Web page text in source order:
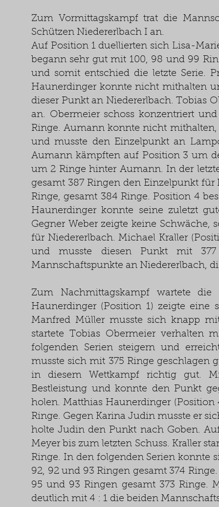
Zum Vormittagskampf trat die
Schützen Niedererlbach I an.
Auf Position 1 duellierten sich Lisa-
begann sehr gut mit 100, 98 und 99
und somit entschied die letzte Serie.
Haunerdinger konnte nicht mithalten
dieser Punkt an Niedererlbach. Tobias
an. Obermeier schoss konzentriert
Ringe. Aumann konnte nicht
und musste den Einzelpunkt an
Aumann kämpften auf Position 3 um
um 2 Ringe hinter Aumann. In der
gesamt 387 Ringen den Einzelpunkt
Ringe, gesamt 384 Ringe. Position 4
Haunerdinger konnte seine zuletzt
Gegner Weber zeigte keine
für Niedererlbach. Michael Kraller
und musste diesen Punkt mit
Mannschaftspunkte an Niedererlbach,
Zum Nachmittagskampf wartete
Haunerdinger (Position 1) zeigte eine
Manfred Müller musste sich knapp
startete Tobias Obermeier
folgenden Serien steigern und
musste sich mit 375 Ringe geschlagen
in diesem Wettkampf richtig gut.
Bestleistung und konnte den Punkt
holen. Matthias Haunerdinger
Ringe. Gegen Karina Judin musste er
holte Judin den Punkt nach Goben.
Meyer bis zum letzten Schuss. Kraller
Ringe. In den folgenden Serien konnte
92, 92 und 93 Ringen gesamt 374
95 und 93 Ringen gesamt 373 Ringe.
deutlich mit 4 : 1 die beiden